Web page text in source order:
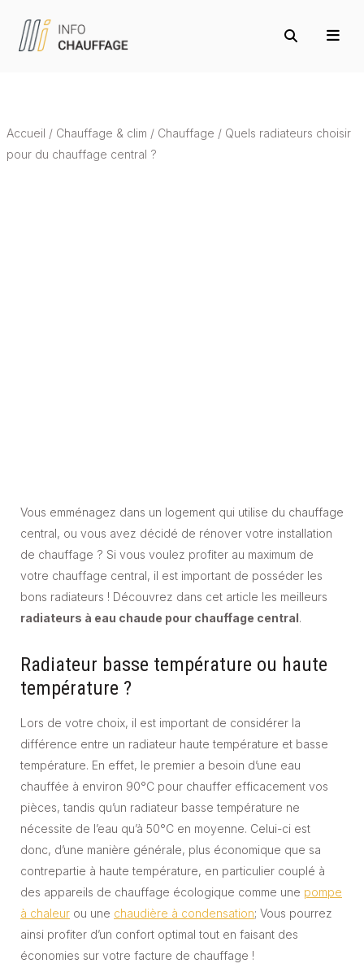
Accueil / Chauffage & clim / Chauffage / Quels radiateurs choisir
pour du chauffage central ?
Vous emménagez dans un logement qui utilise du chauffage
central, ou vous avez décidé de rénover votre installation
de chauffage ? Si vous voulez profiter au maximum de
votre chauffage central, il est important de posséder les
bons radiateurs ! Découvrez dans cet article les meilleurs
radiateurs à eau chaude pour chauffage central.
Radiateur basse température ou haute
température ?
Lors de votre choix, il est important de considérer la
différence entre un radiateur haute température et basse
température. En effet, le premier a besoin d’une eau
chauffée à environ 90°C pour chauffer efficacement vos
pièces, tandis qu’un radiateur basse température ne
nécessite de l’eau qu’à 50°C en moyenne. Celui-ci est
donc, d’une manière générale, plus économique que sa
contrepartie à haute température, en particulier couplé à
des appareils de chauffage écologique comme une pompe
à chaleur ou une chaudière à condensation; Vous pourrez
ainsi profiter d’un confort optimal tout en faisant des
économies sur votre facture de chauffage !